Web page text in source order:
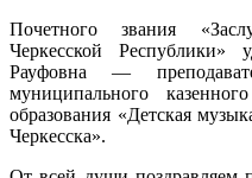
Почетного звания
Черкесской Республики»
Рауфовна —
муниципального
образования «Детская
Черкесска».